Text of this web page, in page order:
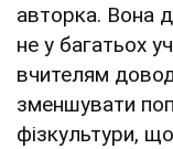
авторка. Вона
не у багатьох
вчителям
зменшувати
фізкультури,